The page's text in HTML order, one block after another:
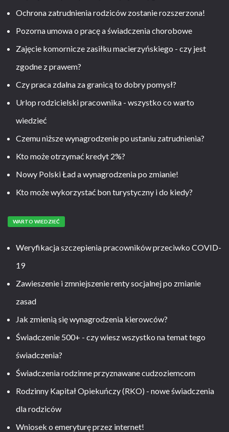
Ochrona zatrudnienia rodziców zostanie rozszerzona!
Pozorna umowa o pracę a świadczenia chorobowe
Zajęcie komornicze zasiłku macierzyńskiego - czy jest
zgodne z prawem?
Czy praca zdalna za granicą to dobry pomysł?
Urlop rodzicielski pracownika - wszystko co warto
wiedzieć
Czemu niższe wynagrodzenie po ustaniu zatrudnienia?
Kto może otrzymać kredyt 2%?
Nowy Polski Ład a wynagrodzenia po zmianie!
Kto może wykorzystać bon turystyczny i do kiedy?
WARTO WIEDZIEĆ
Weryfikacja szczepienia pracowników przeciwko COVID-
19
Zawieszenie i zmniejszenie renty socjalnej po zmianie
zasad
Jak zmienią się wynagrodzenia kierowców?
Świadczenie 500+ - czy wiesz wszystko na temat tego
świadczenia?
Świadczenia rodzinne przyznawane cudzoziemcom
Rodzinny Kapitał Opiekuńczy (RKO) - nowe świadczenia
dla rodziców
Wniosek o emeryturę przez internet!